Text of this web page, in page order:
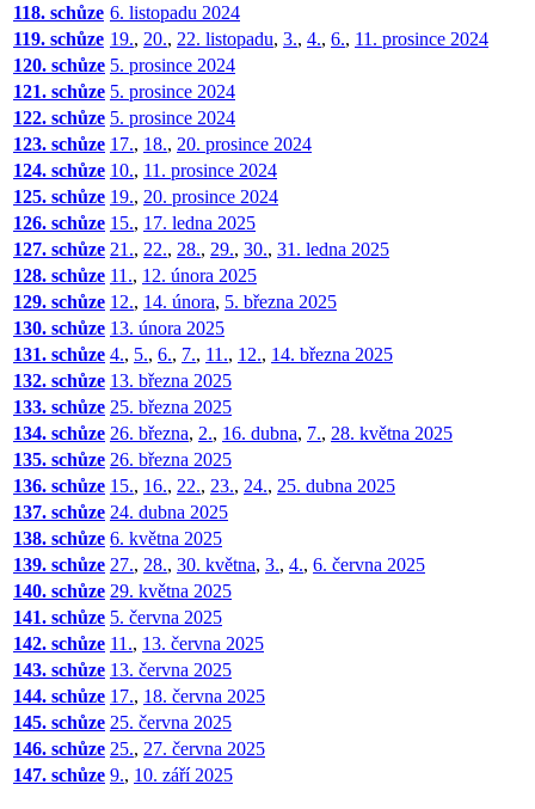
118. schůze 6. listopadu 2024
119. schůze 19., 20., 22. listopadu, 3., 4., 6., 11. prosince 2024
120. schůze 5. prosince 2024
121. schůze 5. prosince 2024
122. schůze 5. prosince 2024
123. schůze 17., 18., 20. prosince 2024
124. schůze 10., 11. prosince 2024
125. schůze 19., 20. prosince 2024
126. schůze 15., 17. ledna 2025
127. schůze 21., 22., 28., 29., 30., 31. ledna 2025
128. schůze 11., 12. února 2025
129. schůze 12., 14. února, 5. března 2025
130. schůze 13. února 2025
131. schůze 4., 5., 6., 7., 11., 12., 14. března 2025
132. schůze 13. března 2025
133. schůze 25. března 2025
134. schůze 26. března, 2., 16. dubna, 7., 28. května 2025
135. schůze 26. března 2025
136. schůze 15., 16., 22., 23., 24., 25. dubna 2025
137. schůze 24. dubna 2025
138. schůze 6. května 2025
139. schůze 27., 28., 30. května, 3., 4., 6. června 2025
140. schůze 29. května 2025
141. schůze 5. června 2025
142. schůze 11., 13. června 2025
143. schůze 13. června 2025
144. schůze 17., 18. června 2025
145. schůze 25. června 2025
146. schůze 25., 27. června 2025
147. schůze 9., 10. září 2025